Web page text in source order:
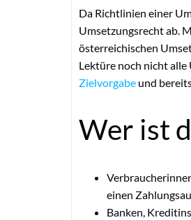
Da Richtlinien einer
Umsetzungsrecht ab.
österreichischen
Lektüre noch nicht
Zielvorgabe und
Wer ist
einen
Banken,